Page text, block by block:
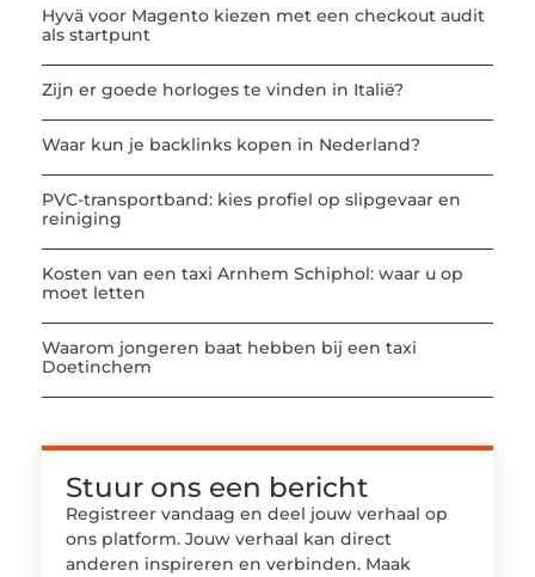
Hyvä voor Magento kiezen met een checkout audit
als startpunt
Zijn er goede horloges te vinden in Italië?
Waar kun je backlinks kopen in Nederland?
PVC-transportband: kies profiel op slipgevaar en
reiniging
Kosten van een taxi Arnhem Schiphol: waar u op
moet letten
Waarom jongeren baat hebben bij een taxi
Doetinchem
Stuur ons een bericht
Registreer vandaag en deel jouw verhaal op
ons platform. Jouw verhaal kan direct
anderen inspireren en verbinden. Maak